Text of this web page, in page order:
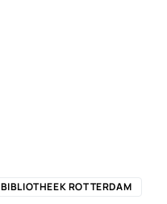
BIBLIOTHEEK ROTTERDAM